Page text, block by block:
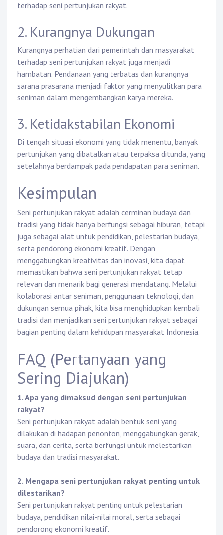
terhadap seni pertunjukan rakyat.
2. Kurangnya Dukungan
Kurangnya perhatian dari pemerintah dan masyarakat
terhadap seni pertunjukan rakyat juga menjadi
hambatan. Pendanaan yang terbatas dan kurangnya
sarana prasarana menjadi faktor yang menyulitkan para
seniman dalam mengembangkan karya mereka.
3. Ketidakstabilan Ekonomi
Di tengah situasi ekonomi yang tidak menentu, banyak
pertunjukan yang dibatalkan atau terpaksa ditunda, yang
setelahnya berdampak pada pendapatan para seniman.
Kesimpulan
Seni pertunjukan rakyat adalah cerminan budaya dan
tradisi yang tidak hanya berfungsi sebagai hiburan, tetapi
juga sebagai alat untuk pendidikan, pelestarian budaya,
serta pendorong ekonomi kreatif. Dengan
menggabungkan kreativitas dan inovasi, kita dapat
memastikan bahwa seni pertunjukan rakyat tetap
relevan dan menarik bagi generasi mendatang. Melalui
kolaborasi antar seniman, penggunaan teknologi, dan
dukungan semua pihak, kita bisa menghidupkan kembali
tradisi dan menjadikan seni pertunjukan rakyat sebagai
bagian penting dalam kehidupan masyarakat Indonesia.
FAQ (Pertanyaan yang
Sering Diajukan)
1. Apa yang dimaksud dengan seni pertunjukan
rakyat?
Seni pertunjukan rakyat adalah bentuk seni yang
dilakukan di hadapan penonton, menggabungkan gerak,
suara, dan cerita, serta berfungsi untuk melestarikan
budaya dan tradisi masyarakat.
2. Mengapa seni pertunjukan rakyat penting untuk
dilestarikan?
Seni pertunjukan rakyat penting untuk pelestarian
budaya, pendidikan nilai-nilai moral, serta sebagai
pendorong ekonomi kreatif.